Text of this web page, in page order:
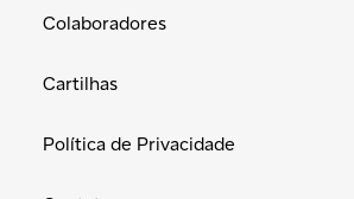
Colaboradores
Cartilhas
Política de Privacidade